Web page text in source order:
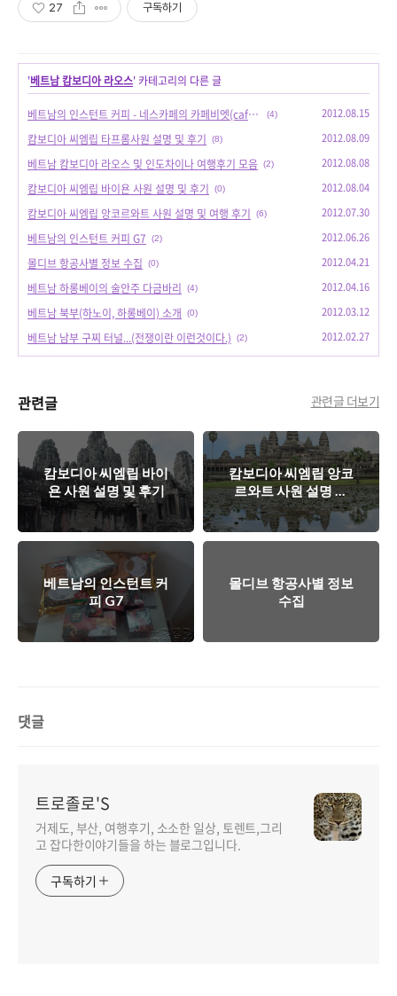
27 구독하기
'베트남 캄보디아 라오스' 카테고리의 다른 글
베트남의 인스턴트 커피 - 네스카페의 카페비엣(cafe viet) (4) 2012.08.15
캄보디아 씨엠립 타프롬사원 설명 및 후기 (8) 2012.08.09
베트남 캄보디아 라오스 및 인도차이나 여행후기 모음 (2) 2012.08.08
캄보디아 씨엠립 바이욘 사원 설명 및 후기 (0) 2012.08.04
캄보디아 씨엠립 앙코르와트 사원 설명 및 여행 후기 (6) 2012.07.30
베트남의 인스턴트 커피 G7 (2) 2012.06.26
몰디브 항공사별 정보 수집 (0) 2012.04.21
베트남 하롱베이의 술안주 다금바리 (4) 2012.04.16
베트남 북부(하노이, 하롱베이) 소개 (0) 2012.03.12
베트남 남부 구찌 터널...(전쟁이란 이런것이다.) (2) 2012.02.27
관련글 관련글 더보기
캄보디아 씨엠립 바이
욘 사원 설명 및 후기
캄보디아 씨엠립 앙코
르와트 사원 설명 및
여행 후기
베트남의 인스턴트 커
피 G7
몰디브 항공사별 정보
수집
댓글
트로졸로'S
거제도, 부산, 여행후기, 소소한 일상, 토렌트,그리
고 잡다한이야기들을 하는 블로그입니다.
구독하기